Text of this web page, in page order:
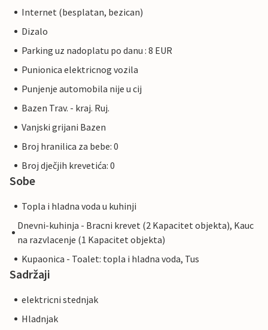
Internet (besplatan, bezican)
Dizalo
Parking uz nadoplatu po danu : 8 EUR
Punionica elektricnog vozila
Punjenje automobila nije u cij
Bazen Trav. - kraj. Ruj.
Vanjski grijani Bazen
Broj hranilica za bebe: 0
Broj dječjih krevetića: 0
Sobe
Topla i hladna voda u kuhinji
Dnevni-kuhinja - Bracni krevet (2 Kapacitet objekta), Kauc
na razvlacenje (1 Kapacitet objekta)
Kupaonica - Toalet: topla i hladna voda, Tus
Sadržaji
elektricni stednjak
Hladnjak